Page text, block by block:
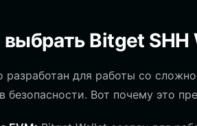
Bitget SHH
разработан для работы со
безопасности. Вот почему это